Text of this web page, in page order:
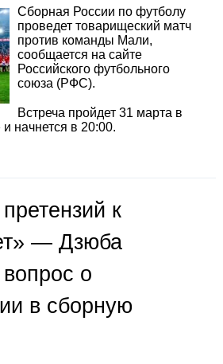
Сборная России по футболу
проведет товарищеский матч
против команды Мали,
сообщается на сайте
Российского футбольного
союза (РФС).
Встреча пройдет 31 марта в
начнется в 20:00.
к
— Дзюба
о
в сборную